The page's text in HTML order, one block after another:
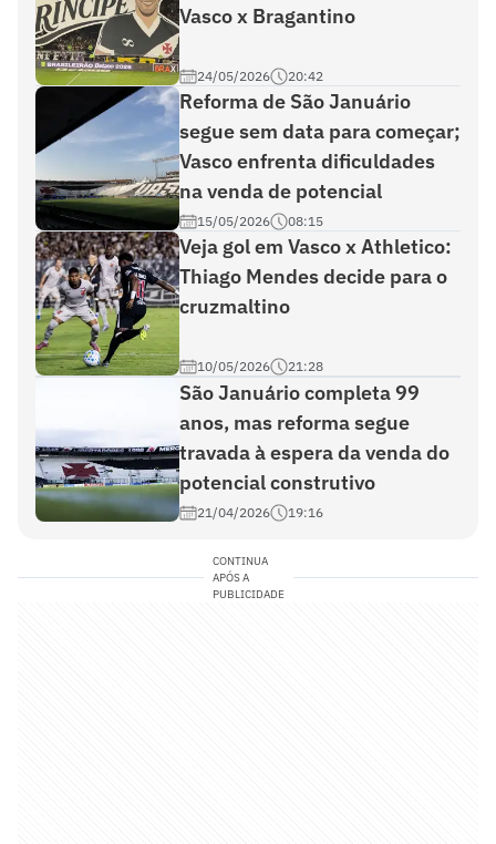
Vasco x Bragantino
24/05/2026 20:42
Reforma de São Januário
segue sem data para começar;
Vasco enfrenta dificuldades
na venda de potencial
15/05/2026 08:15
Veja gol em Vasco x Athletico:
Thiago Mendes decide para o
cruzmaltino
10/05/2026 21:28
São Januário completa 99
anos, mas reforma segue
travada à espera da venda do
potencial construtivo
21/04/2026 19:16
CONTINUA
APÓS A
PUBLICIDADE